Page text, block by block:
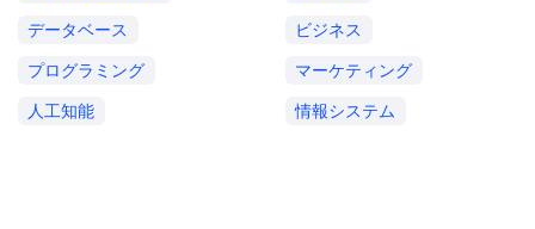
データベース
ビジネス
プログラミング
マーケティング
人工知能
情報システム